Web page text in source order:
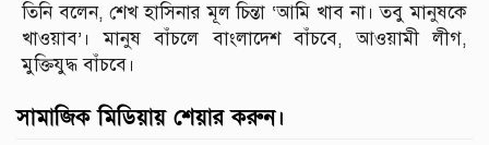
তিনি বলেন, শেখ হাসিনার মূল চিন্তা ‘আমি খাব না। তবু মানুষকে
খাওয়াব’। মানুষ বাঁচলে বাংলাদেশ বাঁচবে, আওয়ামী লীগ,
মুক্তিযুদ্ধ বাঁচবে।
সামাজিক মিডিয়ায় শেয়ার করুন।